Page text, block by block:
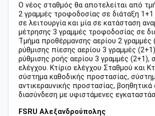
Ο νέος σταθμός θα αποτελείται από
2 γραμμές τροφοδοσίας σε διάταξη 1+1
σε λειτουργία και μία σε κατάσταση
μέτρησης 3 γραμμές τροφοδοσίας σε
Τμήμα προθέρμανσης αερίου 2 γραμμές
ρύθμισης πίεσης αερίου 3 γραμμές
ρύθμισης ροής αερίου 3 γραμμές (2+1),
ελέγχου. Κτίριο ελέγχου Σταθμού και
σύστημα καθοδικής προστασίας,
αντικεραυνικής προστασίας,
διασύνδεση με υφιστάμενες
FSRU Αλεξανδρούπολης